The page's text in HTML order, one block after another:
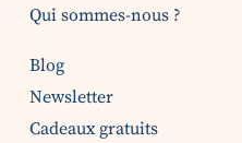
Qui sommes-nous ?
Blog
Newsletter
Cadeaux gratuits